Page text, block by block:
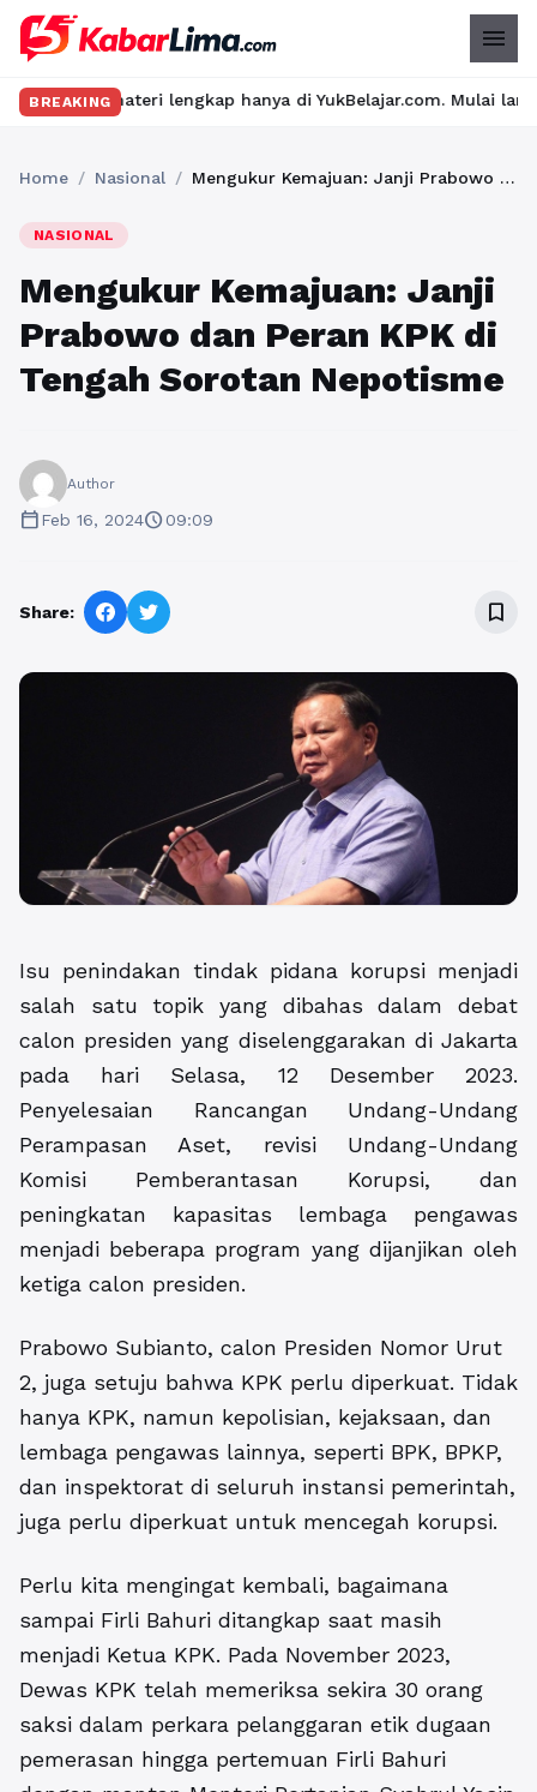
menu
BREAKING
lengkap hanya di YukBelajar.com. Mulai langkah
Home / Nasional / Mengukur Kemajuan: Janji Prabowo dan Peran KPK di Tengah Sorotan Nepotisme
NASIONAL
Mengukur Kemajuan: Janji
Prabowo dan Peran KPK di
Tengah Sorotan Nepotisme
Author
calendar_todayFeb 16, 2024schedule09:09
Share: bookmark_border
Isu penindakan tindak pidana korupsi menjadi
salah satu topik yang dibahas dalam debat
calon presiden yang diselenggarakan di Jakarta
pada hari Selasa, 12 Desember 2023.
Penyelesaian Rancangan Undang-Undang
Perampasan Aset, revisi Undang-Undang
Komisi Pemberantasan Korupsi, dan
peningkatan kapasitas lembaga pengawas
menjadi beberapa program yang dijanjikan oleh
ketiga calon presiden.
Prabowo Subianto, calon Presiden Nomor Urut
2, juga setuju bahwa KPK perlu diperkuat. Tidak
hanya KPK, namun kepolisian, kejaksaan, dan
lembaga pengawas lainnya, seperti BPK, BPKP,
dan inspektorat di seluruh instansi pemerintah,
juga perlu diperkuat untuk mencegah korupsi.
Perlu kita mengingat kembali, bagaimana
sampai Firli Bahuri ditangkap saat masih
menjadi Ketua KPK. Pada November 2023,
Dewas KPK telah memeriksa sekira 30 orang
saksi dalam perkara pelanggaran etik dugaan
pemerasan hingga pertemuan Firli Bahuri